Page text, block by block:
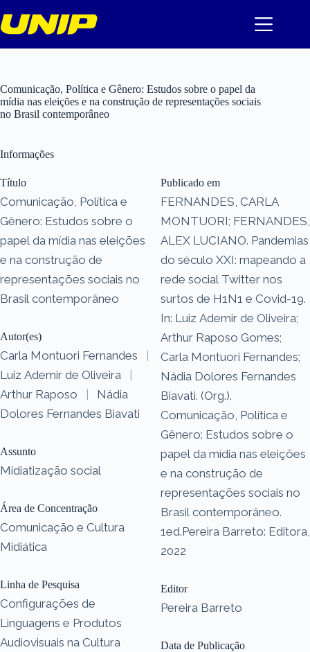
para
o
Comunicação, Política e Gênero: Estudos sobre o papel da
mídia nas eleições e na construção de representações sociais
no Brasil contemporâneo
Informações
Título
Comunicação, Política e
Gênero: Estudos sobre o
papel da mídia nas eleições
e na construção de
representações sociais no
Brasil contemporâneo
Autor(es)
Carla Montuori Fernandes
|
Luiz Ademir de Oliveira
|
Arthur Raposo
|
Nádia
Dolores Fernandes Biavati
Assunto
Midiatização social
Área de Concentração
Comunicação e Cultura
Midiática
Linha de Pesquisa
Configurações de
Linguagens e Produtos
Audiovisuais na Cultura
Publicado em
FERNANDES, CARLA
MONTUORI; FERNANDES,
ALEX LUCIANO. Pandemias
do século XXI: mapeando a
rede social Twitter nos
surtos de H1N1 e Covid-19.
In: Luiz Ademir de Oliveira;
Arthur Raposo Gomes;
Carla Montuori Fernandes;
Nádia Dolores Fernandes
Biavati. (Org.).
Comunicação, Política e
Gênero: Estudos sobre o
papel da mídia nas eleições
e na construção de
representações sociais no
Brasil contemporâneo.
1ed.Pereira Barreto: Editora,
2022
Editor
Pereira Barreto
Data de Publicação